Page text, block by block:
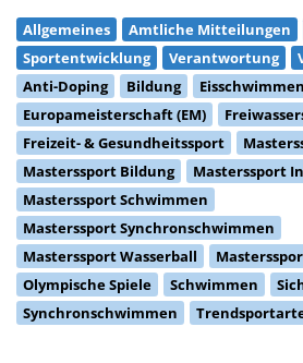
Allgemeines Amtliche Mitteilungen
Sportentwicklung
Verantwortung
Anti-Doping
Bildung
Eisschwimmen
Europameisterschaft (EM)
Freizeit- & Gesundheitssport
Masterssport Bildung
Masterssport
Masterssport Schwimmen
Masterssport Synchronschwimmen
Masterssport Wasserball
Olympische Spiele
Schwimmen
Synchronschwimmen